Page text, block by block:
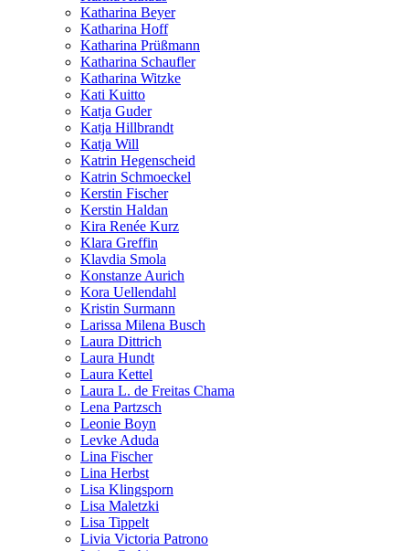
Katharina Beyer
Katharina Hoff
Katharina Prüßmann
Katharina Schaufler
Katharina Witzke
Kati Kuitto
Katja Guder
Katja Hillbrandt
Katja Will
Katrin Hegenscheid
Katrin Schmoeckel
Kerstin Fischer
Kerstin Haldan
Kira Renée Kurz
Klara Greffin
Klavdia Smola
Konstanze Aurich
Kora Uellendahl
Kristin Surmann
Larissa Milena Busch
Laura Dittrich
Laura Hundt
Laura Kettel
Laura L. de Freitas Chama
Lena Partzsch
Leonie Boyn
Levke Aduda
Lina Fischer
Lina Herbst
Lisa Klingsporn
Lisa Maletzki
Lisa Tippelt
Livia Victoria Patrono